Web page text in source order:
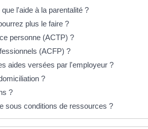
l'aide à la parentalité ?
plus le faire ?
personne (ACTP) ?
(ACFP) ?
aides versées par l'employeur ?
?
?
sous conditions de ressources ?